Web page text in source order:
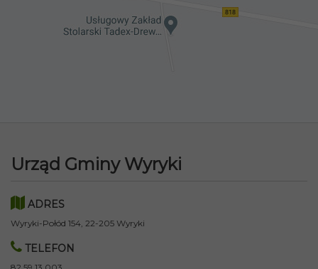
Urząd Gminy Wyryki
ADRES
Wyryki-Połód 154, 22-205 Wyryki
TELEFON